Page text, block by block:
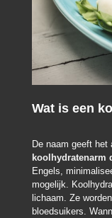
Wat is een
De naam geeft het
koolhydratenarm
Engels,
mogelijk.
lichaam. Ze
bloedsuikers.